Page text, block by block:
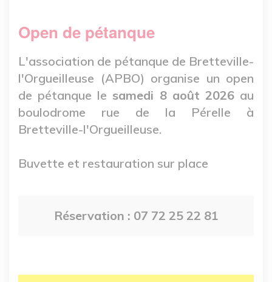
Open de pétanque
L'association de pétanque de Bretteville-
l'Orgueilleuse (APBO) organise un open
de pétanque le samedi 8 août 2026 au
boulodrome rue de la Pérelle à
Bretteville-l'Orgueilleuse.
Buvette et restauration sur place
Réservation : 07 72 25 22 81